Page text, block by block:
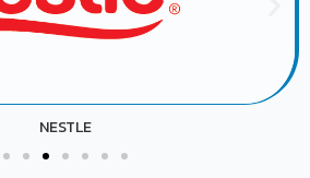
NESTLE